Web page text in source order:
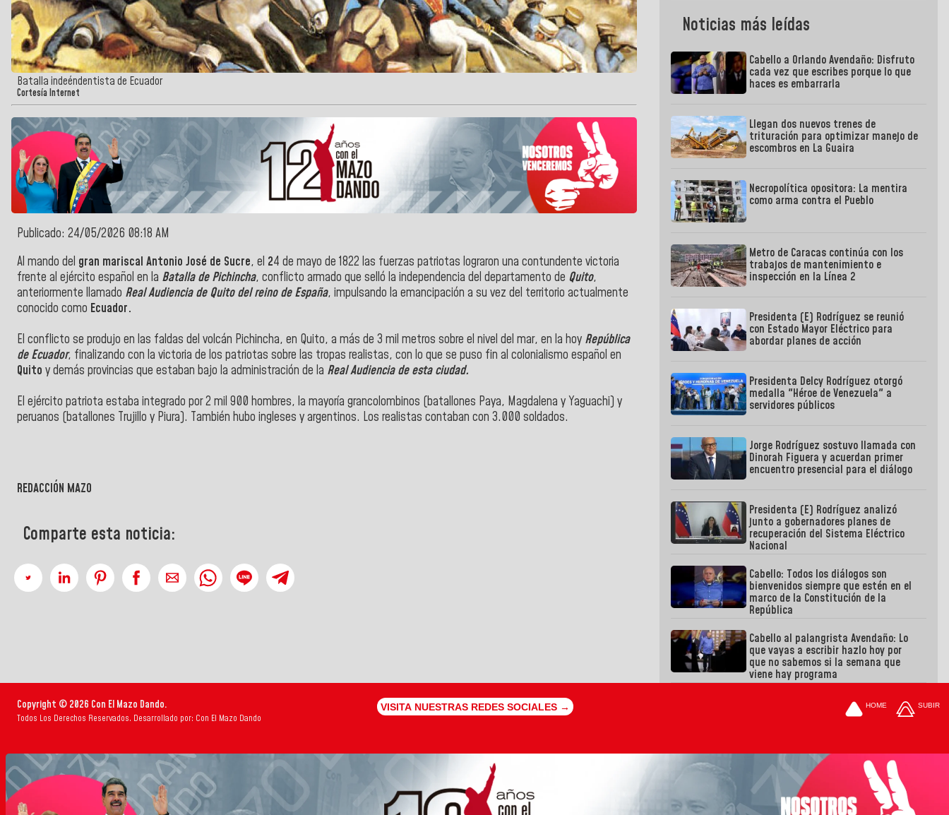
Batalla indeéndentista de Ecuador
Cortesía Internet
Publicado: 24/05/2026 08:18 AM
Al mando del gran mariscal Antonio José de Sucre, el 24 de mayo de 1822 las fuerzas patriotas lograron una contundente victoria
frente al ejército español en la Batalla de Pichincha, conflicto armado que selló la independencia del departamento de Quito,
anteriormente llamado Real Audiencia de Quito del reino de España, impulsando la emancipación a su vez del territorio actualmente
conocido como Ecuador.
El conflicto se produjo en las faldas del volcán Pichincha, en Quito, a más de 3 mil metros sobre el nivel del mar, en la hoy República
de Ecuador, finalizando con la victoria de los patriotas sobre las tropas realistas, con lo que se puso fin al colonialismo español en
Quito y demás provincias que estaban bajo la administración de la Real Audiencia de esta ciudad.
El ejército patriota estaba integrado por 2 mil 900 hombres, la mayoría grancolombinos (batallones Paya, Magdalena y Yaguachi) y
peruanos (batallones Trujillo y Piura). También hubo ingleses y argentinos. Los realistas contaban con 3.000 soldados.
REDACCIÓN MAZO
Comparte esta noticia:
Noticias más leídas
Cabello a Orlando Avendaño: Disfruto
cada vez que escribes porque lo que
haces es embarrarla
Llegan dos nuevos trenes de
trituración para optimizar manejo de
escombros en La Guaira
Necropolítica opositora: La mentira
como arma contra el Pueblo
Metro de Caracas continúa con los
trabajos de mantenimiento e
inspección en la Línea 2
Presidenta (E) Rodríguez se reunió
con Estado Mayor Eléctrico para
abordar planes de acción
Presidenta Delcy Rodríguez otorgó
medalla "Héroe de Venezuela" a
servidores públicos
Jorge Rodríguez sostuvo llamada con
Dinorah Figuera y acuerdan primer
encuentro presencial para el diálogo
Presidenta (E) Rodríguez analizó
junto a gobernadores planes de
recuperación del Sistema Eléctrico
Nacional
Cabello: Todos los diálogos son
bienvenidos siempre que estén en el
marco de la Constitución de la
República
Cabello al palangrista Avendaño: Lo
que vayas a escribir hazlo hoy por
que no sabemos si la semana que
viene hay programa
Copyright © 2026 Con El Mazo Dando.
Todos Los Derechos Reservados. Desarrollado por: Con El Mazo Dando
VISITA NUESTRAS REDES SOCIALES → HOME SUBIR